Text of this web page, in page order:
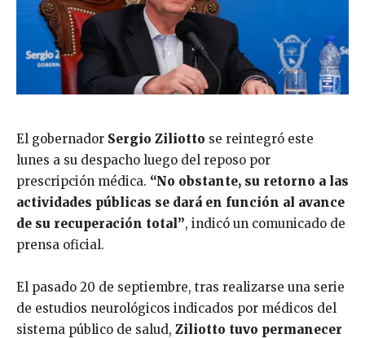
El gobernador Sergio Ziliotto se reintegró este
lunes a su despacho luego del reposo por
prescripción médica. “No obstante, su retorno a las
actividades públicas se dará en función al avance
de su recuperación total”, indicó un comunicado de
prensa oficial.
El pasado 20 de septiembre, tras realizarse una serie
de estudios neurológicos indicados por médicos del
sistema público de salud, Ziliotto tuvo permanecer